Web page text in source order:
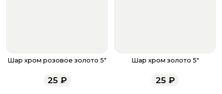
Шар хром розовое золото 5"
25₽
Шар хром золото 5"
25₽